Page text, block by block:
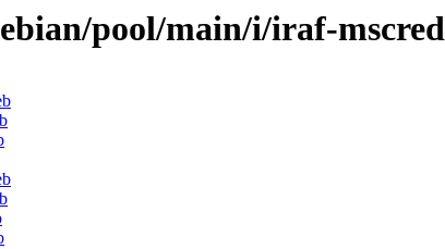
pool/main/i/iraf-mscred